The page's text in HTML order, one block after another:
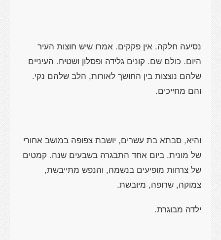
נסיעה חלקה. אין פקקים. אמרו שיש חוצות העיר
היום. כולם שם. קונים גלידה ופסלון ושטיח. העיניים
שלהם נוצצות בין החושך לאורות, הלב שלהם נקי.
והם מחייכים.
והיא, סבתא בת עשרים, יושבת צפופה במושב אחורי
של מונית. ביום אחד התבגרה בשבעים שנה. קמטים
של צרחות מופיעים בנשמה, והנפש מתייבשת,
צמוקה, שרופה, מיובשת.
ילדה מבוגרת.